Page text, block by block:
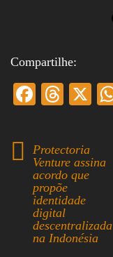
Compartilhe:
Fa
bo
ok
T
ea
ds
X
Protectoria
Venture assina
acordo que
propõe
identidade
digital
descentralizada
na Indonésia